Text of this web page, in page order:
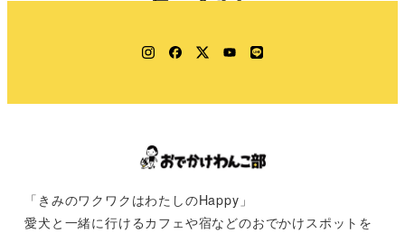
Instagram
Facebook
TwitterYouTube
LINE
「きみのワクワクはわたしのHappy」
愛犬と一緒に行けるカフェや宿などのおでかけスポットを